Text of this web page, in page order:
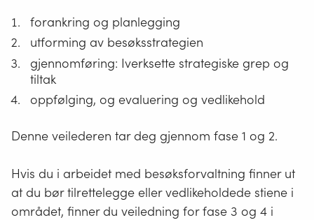
brukerinteresser
målgrupper
besøkstrykk
å planlegge langsiktig og systematisk for
området som avgjør hvor omfattende
strategien blir, men kompleksiteten i
utfordringene.
forankring og planlegging
utforming av besøksstrategien
gjennomføring: Iverksette strategiske grep og
tiltak
oppfølging, og evaluering og vedlikehold
Denne veilederen tar deg gjennom fase 1 og 2.
Hvis du i arbeidet med besøksforvaltning finner ut
at du bør tilrettelegge eller vedlikeholdede stiene i
området, finner du veiledning for fase 3 og 4 i